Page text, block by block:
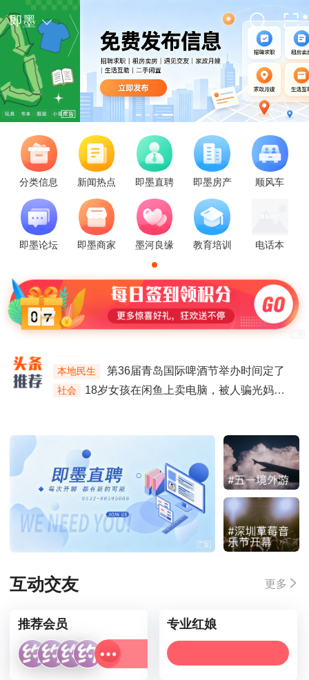
即墨
分类信息 新闻热点 即墨直聘 即墨房产 顺风车
即墨论坛 即墨商家 墨河良缘 教育培训 电话本
本地民生 第36届青岛国际啤酒节举办时间定了
18岁女孩在闲鱼上卖电脑，被人骗光妈妈的21万治疗费
想去的地方不会一直等你
迪丽热巴亮相路虎发布会，纯白色利落套装，优雅又干练
不是阿勒泰去不起，而是这更有性价比
旅游 中国最缺心眼的景区，它让游客有钱都花不出去！
旅游 一生一定要去的14个地方
旅游 中国最适合两个人去穷游的四座滨海小城。
第36届青岛国际啤酒节举办时间定了
18岁女孩在闲鱼上卖电脑，被人骗光妈妈的21万治疗费
互动交友 更多
推荐会员 专业红娘